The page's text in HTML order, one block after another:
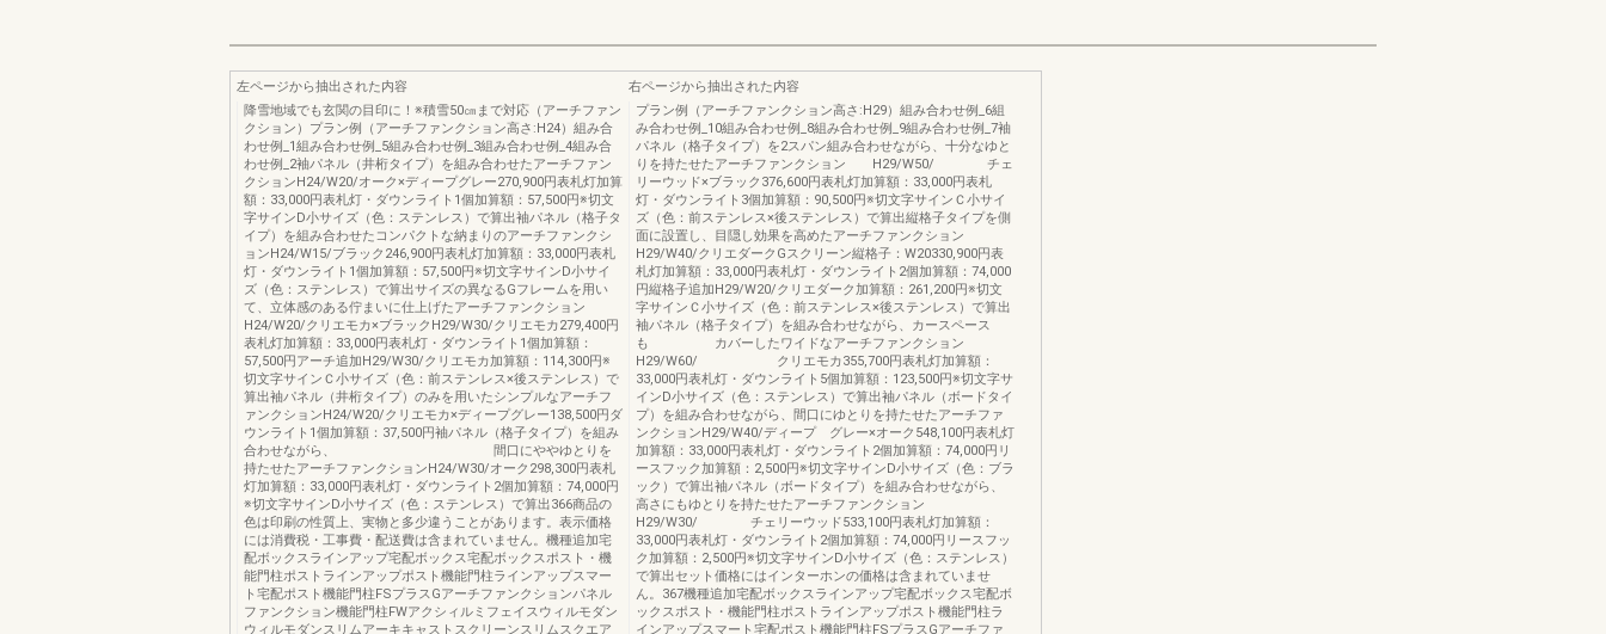
左ページから抽出された内容
降雪地域でも玄関の目印に！※積雪50㎝まで対応（アーチファン
クション）プラン例（アーチファンクション高さ:H24）組み合
わせ例_1組み合わせ例_5組み合わせ例_3組み合わせ例_4組み合
わせ例_2袖パネル（井桁タイプ）を組み合わせたアーチファン
クションH24/W20/オーク×ディープグレー270,900円表札灯加算
額：33,000円表札灯・ダウンライト1個加算額：57,500円※切文
字サインD小サイズ（色：ステンレス）で算出袖パネル（格子タ
イプ）を組み合わせたコンパクトな納まりのアーチファンクシ
ョンH24/W15/ブラック246,900円表札灯加算額：33,000円表札
灯・ダウンライト1個加算額：57,500円※切文字サインD小サイ
ズ（色：ステンレス）で算出サイズの異なるGフレームを用い
て、立体感のある佇まいに仕上げたアーチファンクション
H24/W20/クリエモカ×ブラックH29/W30/クリエモカ279,400円
表札灯加算額：33,000円表札灯・ダウンライト1個加算額：
57,500円アーチ追加H29/W30/クリエモカ加算額：114,300円※
切文字サインＣ小サイズ（色：前ステンレス×後ステンレス）で
算出袖パネル（井桁タイプ）のみを用いたシンプルなアーチフ
ァンクションH24/W20/クリエモカ×ディープグレー138,500円ダ
ウンライト1個加算額：37,500円袖パネル（格子タイプ）を組み
合わせながら、 間口にややゆとりを
持たせたアーチファンクションH24/W30/オーク298,300円表札
灯加算額：33,000円表札灯・ダウンライト2個加算額：74,000円
※切文字サインD小サイズ（色：ステンレス）で算出366商品の
色は印刷の性質上、実物と多少違うことがあります。表示価格
には消費税・工事費・配送費は含まれていません。機種追加宅
配ボックスラインアップ宅配ボックス宅配ボックスポスト・機
能門柱ポストラインアップポスト機能門柱ラインアップスマー
ト宅配ポスト機能門柱FSプラスGアーチファンクションパネル
ファンクション機能門柱FWアクシィルミフェイスウィルモダン
ウィルモダンスリムアーキキャストスクリーンスリムスクエア
右ページから抽出された内容
プラン例（アーチファンクション高さ:H29）組み合わせ例_6組
み合わせ例_10組み合わせ例_8組み合わせ例_9組み合わせ例_7袖
パネル（格子タイプ）を2スパン組み合わせながら、十分なゆと
りを持たせたアーチファンクション H29/W50/ チェ
リーウッド×ブラック376,600円表札灯加算額：33,000円表札
灯・ダウンライト3個加算額：90,500円※切文字サインＣ小サイ
ズ（色：前ステンレス×後ステンレス）で算出縦格子タイプを側
面に設置し、目隠し効果を高めたアーチファンクション
H29/W40/クリエダークGスクリーン縦格子：W20330,900円表
札灯加算額：33,000円表札灯・ダウンライト2個加算額：74,000
円縦格子追加H29/W20/クリエダーク加算額：261,200円※切文
字サインＣ小サイズ（色：前ステンレス×後ステンレス）で算出
袖パネル（格子タイプ）を組み合わせながら、カースペース
も カバーしたワイドなアーチファンクション
H29/W60/ クリエモカ355,700円表札灯加算額：
33,000円表札灯・ダウンライト5個加算額：123,500円※切文字サ
インD小サイズ（色：ステンレス）で算出袖パネル（ボードタイ
プ）を組み合わせながら、間口にゆとりを持たせたアーチファ
ンクションH29/W40/ディープ グレー×オーク548,100円表札灯
加算額：33,000円表札灯・ダウンライト2個加算額：74,000円リ
ースフック加算額：2,500円※切文字サインD小サイズ（色：ブラ
ック）で算出袖パネル（ボードタイプ）を組み合わせながら、
高さにもゆとりを持たせたアーチファンクション
H29/W30/ チェリーウッド533,100円表札灯加算額：
33,000円表札灯・ダウンライト2個加算額：74,000円リースフッ
ク加算額：2,500円※切文字サインD小サイズ（色：ステンレス）
で算出セット価格にはインターホンの価格は含まれていませ
ん。367機種追加宅配ボックスラインアップ宅配ボックス宅配ボ
ックスポスト・機能門柱ポストラインアップポスト機能門柱ラ
インアップスマート宅配ポスト機能門柱FSプラスGアーチファ